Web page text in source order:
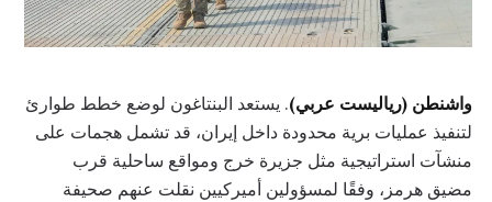
واشنطن (رياليست عربي). يستعد البنتاغون لوضع خطط طوارئ
لتنفيذ عمليات برية محدودة داخل إيران، قد تشمل هجمات على
منشآت استراتيجية مثل جزيرة خرج ومواقع ساحلية قرب
مضيق هرمز، وفقًا لمسؤولين أميركيين نقلت عنهم صحيفة